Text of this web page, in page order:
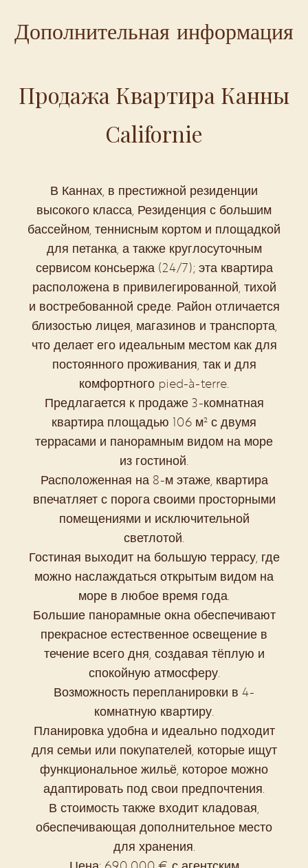
Дополнительная информация
Продажа Квартира Канны
Californie
В Каннах, в престижной резиденции
высокого класса, Резиденция с большим
бассейном, теннисным кортом и площадкой
для петанка, а также круглосуточным
сервисом консьержа (24/7); эта квартира
расположена в привилегированной, тихой
и востребованной среде. Район отличается
близостью лицея, магазинов и транспорта,
что делает его идеальным местом как для
постоянного проживания, так и для
комфортного pied-à-terre.
Предлагается к продаже 3-комнатная
квартира площадью 106 м² с двумя
террасами и панорамным видом на море
из гостиной.
Расположенная на 8-м этаже, квартира
впечатляет с порога своими просторными
помещениями и исключительной
светлотой.
Гостиная выходит на большую террасу, где
можно наслаждаться открытым видом на
море в любое время года.
Большие панорамные окна обеспечивают
прекрасное естественное освещение в
течение всего дня, создавая тёплую и
спокойную атмосферу.
Возможность перепланировки в 4-
комнатную квартиру.
Планировка удобна и идеально подходит
для семьи или покупателей, которые ищут
функциональное жильё, которое можно
адаптировать под свои предпочтения.
В стоимость также входит кладовая,
обеспечивающая дополнительное место
для хранения.